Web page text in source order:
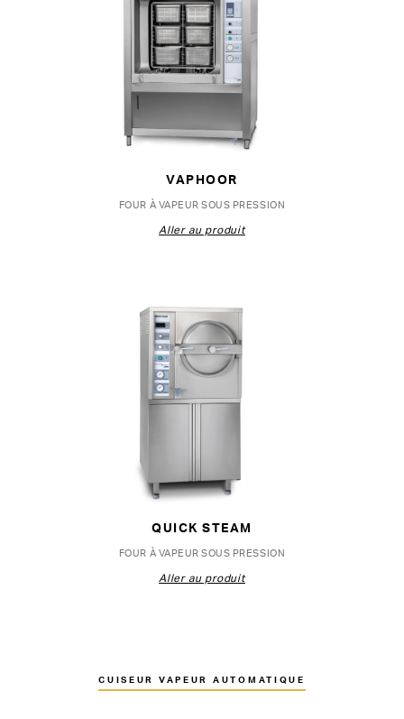
VAPHOOR
FOUR À VAPEUR SOUS PRESSION
Aller au produit
QUICK STEAM
FOUR À VAPEUR SOUS PRESSION
Aller au produit
CUISEUR VAPEUR AUTOMATIQUE